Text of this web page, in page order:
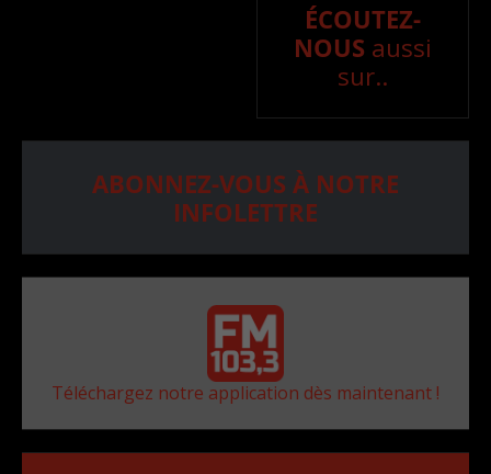
ÉCOUTEZ-
NOUS aussi
sur..
ABONNEZ-VOUS À NOTRE
INFOLETTRE
Téléchargez notre application dès maintenant !